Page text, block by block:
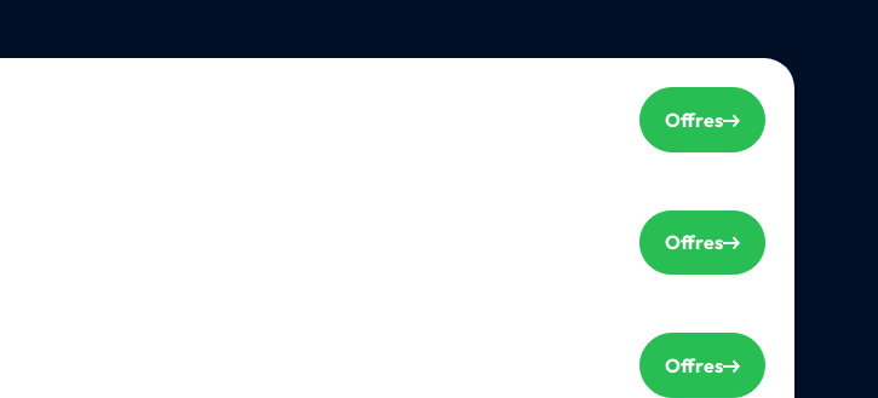
Offres
Offres
Offres